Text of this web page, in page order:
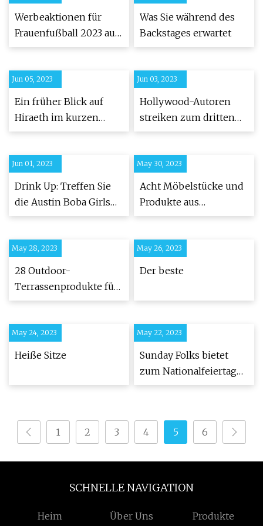
Besucher und
Siedlerfamilien an
und
Zieleinnahmenquellen
Werbeaktionen für
Frauenfußball 2023 auf
dem Yurcak Field
Was Sie während des
Backstages erwartet
Jun 05, 2023
Ein früher Blick auf
Hiraeth im kurzen
Norden
Jun 03, 2023
Hollywood-Autoren
streiken zum dritten
Monat wegen Löhnen
Arbeitsbedingungen
Jun 01, 2023
Drink Up: Treffen Sie
die Austin Boba Girls
aus dem Boba-
in East Austin
May 30, 2023
Acht Möbelstücke und
Produkte aus
nachhaltigen
May 28, 2023
28 Outdoor-
Terrassenprodukte für
den Sommer
May 26, 2023
Der beste
May 24, 2023
Heiße Sitze
May 22, 2023
Sunday Folks bietet
zum Nationalfeiertag
Nasi-Lemak-Eis an
1 2 3 4 5 6
SCHNELLE NAVIGATION
Heim Über Uns Produkte